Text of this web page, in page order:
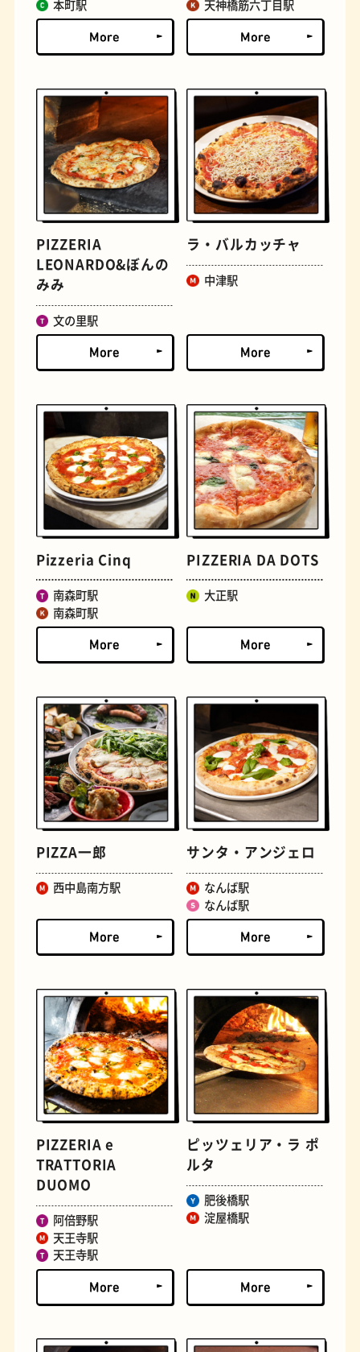
古着 お好み焼き
握り寿司 花屋
定食 おいもスイーツ
文学碑 ジェラート
ジューススタンド たまごサンド
文房具
本町駅 天神橋筋六丁目駅
PIZZERIA
LEONARDO&ぼんの
みみ
文の里駅
ラ・バルカッチャ
中津駅
Pizzeria Cinq
南森町駅
南森町駅
PIZZERIA DA DOTS
大正駅
PIZZA一郎
西中島南方駅
サンタ・アンジェロ
なんば駅
なんば駅
PIZZERIA e
TRATTORIA
DUOMO
阿倍野駅
天王寺駅
天王寺駅
ピッツェリア・ラ ポ
ルタ
肥後橋駅
淀屋橋駅